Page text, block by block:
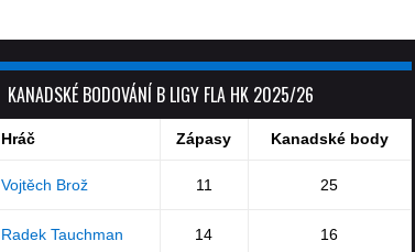
KANADSKÉ BODOVÁNÍ B LIGY FLA HK 2025/26
Hráč Zápasy Kanadské body
Vojtěch Brož 11 25
Radek Tauchman 14 16